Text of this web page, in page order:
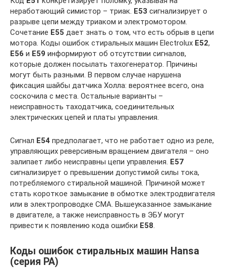
неработающий симистор – триак. E53 сигнализирует о
разрыве цепи между триаком и электромотором.
Сочетание E55 дает знать о том, что есть обрыв в цепи
мотора. Коды ошибок стиральных машин Electrolux E52,
E56 и E59 информируют об отсутствии сигналов,
которые должен посылать тахогенератор. Причины
могут быть разными. В первом случае нарушена
фиксация шайбы датчика Холла: вероятнее всего, она
соскочила с места. Остальные варианты –
неисправность таходатчика, соединительных
электрических цепей и платы управления.
Сигнал E54 предполагает, что не работает одно из реле,
управляющих реверсивным вращением двигателя – оно
залипает либо неисправны цепи управления. E57
сигнализирует о превышении допустимой силы тока,
потребляемого стиральной машиной. Причиной может
стать короткое замыкание в обмотке электродвигателя
или в электропроводке СМА. Вышеуказанное замыкание
в двигателе, а также неисправность в ЭБУ могут
привести к появлению кода ошибки E58
Коды ошибок стиральных машин Hansa
(серия РА)